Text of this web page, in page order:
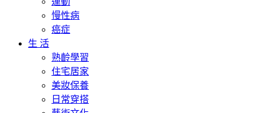
慢性病
癌症
生 活
熟齡學習
住宅居家
美妝保養
日常穿搭